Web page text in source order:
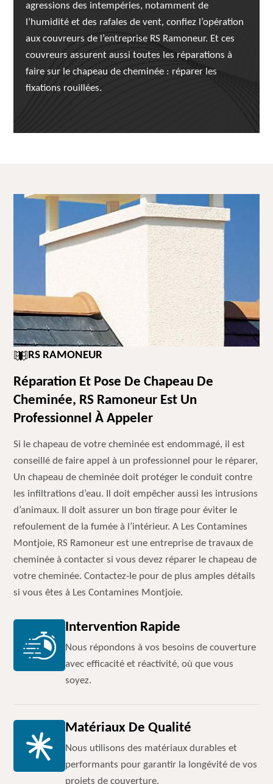
agressions des intempéries, notamment de
l’humidité et des rafales de vent, confiez l’opération
aux couvreurs de l’entreprise RS Ramoneur. Et ces
couvreurs assurent aussi toutes les réparations à
faire sur le chapeau de cheminée : réparer les
fixations rouillées.
RS RAMONEUR
Réparation Et Pose De Chapeau De
Cheminée, RS Ramoneur Est Un
Professionnel À Appeler
Si le chapeau de votre cheminée est endommagé, il est
conseillé de faire appel à un professionnel pour le réparer,
Un chapeau de cheminée doit protéger le conduit contre
les infiltrations d’eau. Il doit empêcher aussi les intrusions
d’animaux. Il doit assurer un bon tirage pour éviter le
refoulement de la fumée à l’intérieur. A Les Contamines
Montjoie, RS Ramoneur est une entreprise de travaux de
cheminée à contacter si vous devez réparer le chapeau de
votre cheminée. Contactez-le pour de plus amples détails
si vous êtes à Les Contamines Montjoie.
Intervention Rapide
Nous répondons à vos besoins de couverture
avec efficacité et réactivité, où que vous
soyez.
Matériaux De Qualité
Nous utilisons des matériaux durables et
performants pour garantir la longévité de vos
projets de couverture.